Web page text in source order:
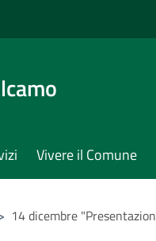
Vivere il Comune
14 dicembre